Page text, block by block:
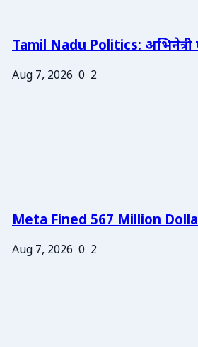
Tamil Nadu Politics: अभिनेत्री
Aug 7, 2026 0 2
Meta Fined 567 Million
Aug 7, 2026 0 2